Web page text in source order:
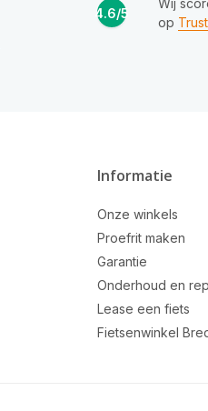
4.6/5
Wij
op
Informatie
Onze winkels
Proefrit maken
Garantie
Onderhoud en
Lease een fiets
Fietsenwinkel